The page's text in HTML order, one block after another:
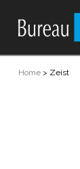
Home> Zeist